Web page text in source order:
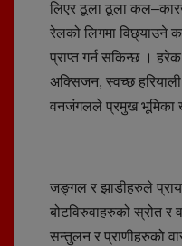
लिएर ठूला ठूला
रेलको लिगमा विछ्याउने
प्राप्त गर्न सकिन्छ ।
अक्सिजन, स्वच्छ हरियाली
वनजंगलले प्रमुख भूमिका
जङ्गल र झाडीहरुले
बोटविरुवाहरुको स्रोत र
सन्तुलन र प्राणीहरुको